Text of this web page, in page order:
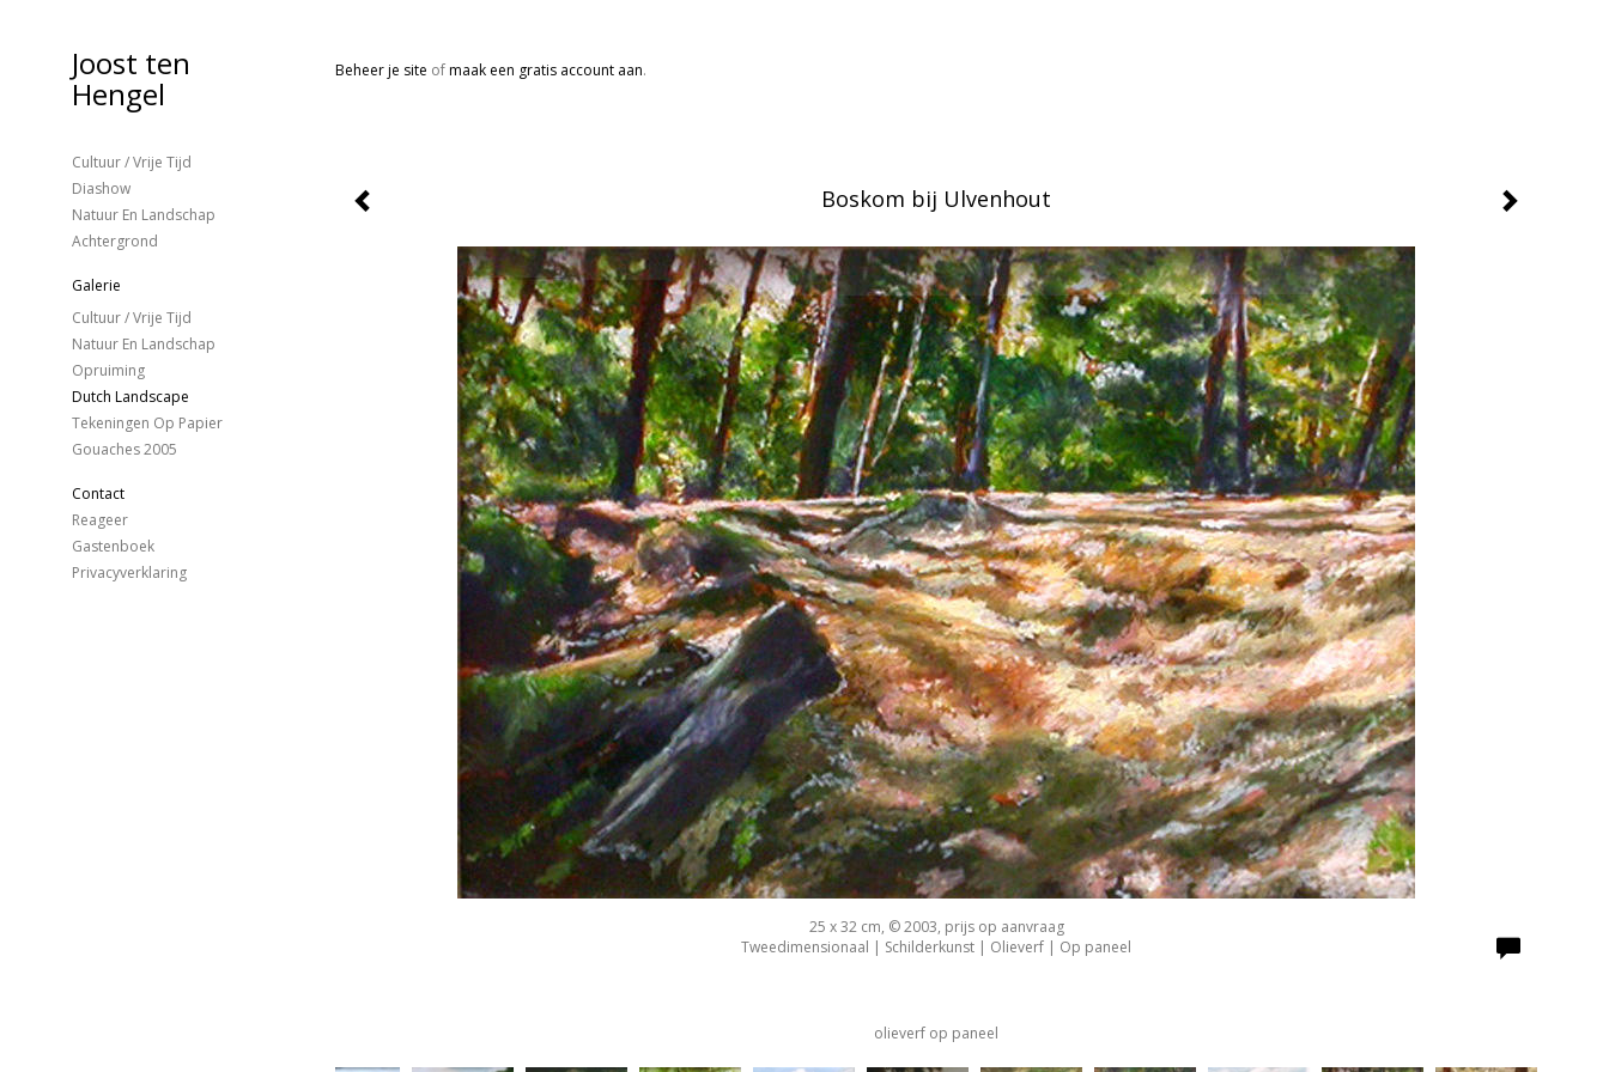
Beheer je site ofmaak een gratis account aan.
Boskom bij Ulvenhout
25 x 32 cm, © 2003, prijs op aanvraag
Tweedimensionaal | Schilderkunst | Olieverf | Op paneel
olieverf op paneel
Joost ten
Hengel
Cultuur / Vrije Tijd
Diashow
Natuur En Landschap
Achtergrond
Galerie
Cultuur / Vrije Tijd
Natuur En Landschap
Opruiming
Dutch Landscape
Tekeningen Op Papier
Gouaches 2005
Contact
Reageer
Gastenboek
Privacyverklaring